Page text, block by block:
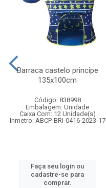
Barraca castelo principe
135x100cm
Código: 838998
Embalagem: Unidade
Caixa Com: 12 Unidade(s)
Inmetro: ABCP-BRI-0416-2023-17
Faça seu login ou
cadastre-se para
comprar.